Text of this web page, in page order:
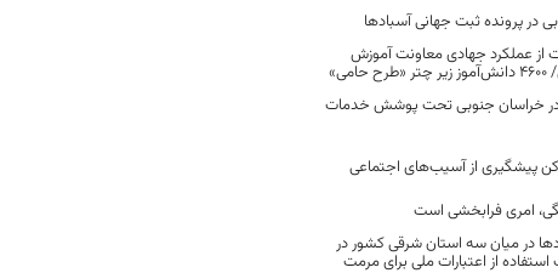
در پرونده ثبت جهانی آسبادها
از عملکرد جهادی معاونت آموزش
در خراسان جنوبی تحت پوشش خدمات
رکن پیشگیری از آسیب‌های اجتماعی
امری فرابخشی است
در میان سه استان شرقی کشور در
از اعتبارات ملی برای مرمت